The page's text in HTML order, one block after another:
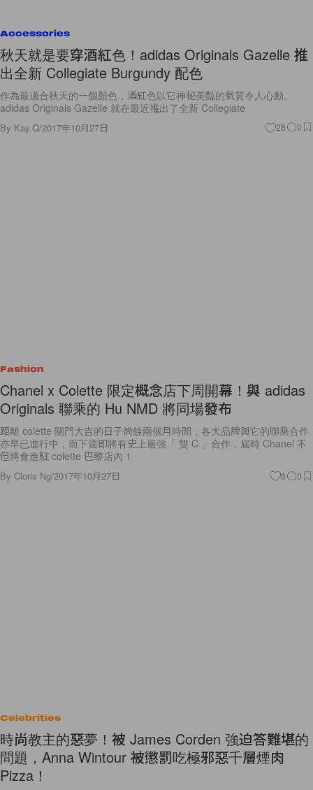
Accessories
秋天就是要穿酒紅色！adidas Originals Gazelle 推
出全新 Collegiate Burgundy 配色
作為最適合秋天的一個顏色，酒紅色以它神秘美豔的氣質令人心動。
adidas Originals Gazelle 就在最近推出了全新 Collegiate
By Kay.Q/2017年10月27日 28 0
Fashion
Chanel x Colette 限定概念店下周開幕！與 adidas
Originals 聯乘的 Hu NMD 將同場發布
距離 colette 關門大吉的日子尚餘兩個月時間，各大品牌與它的聯乘合作
亦早已進行中，而下週即將有史上最強「 雙 C 」合作，屆時 Chanel 不
但將會進駐 colette 巴黎店內 1
By Cloris Ng/2017年10月27日 6 0
Celebrities
時尚教主的惡夢！被 James Corden 強迫答難堪的
問題，Anna Wintour 被懲罰吃極邪惡千層煙肉
Pizza！